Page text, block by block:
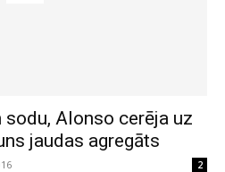
Alonso cerēja uz
jaudas agregāts
2